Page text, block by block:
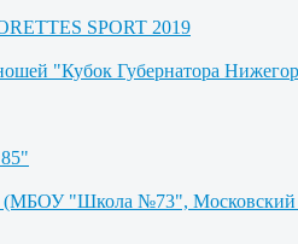
SPORT 2019
"Кубок Губернатора
"Школа №73", Московский